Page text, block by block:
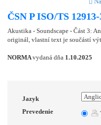
ČSN P ISO/TS
Akustika - Soundscape - Část 3:
originál, vlastní text je součástí
NORMAvydaná dňa 1.10.2025
Jazyk
Prevedenie